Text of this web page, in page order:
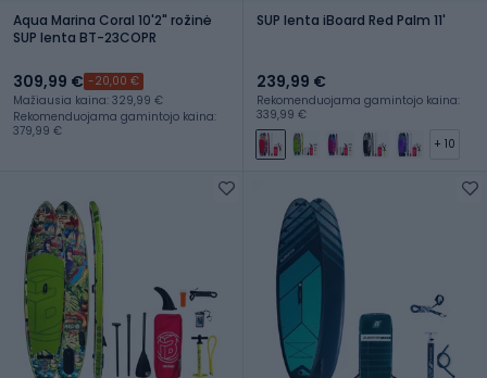
Aqua Marina Coral 10'2" rožinė
SUP lenta BT-23COPR
309,99 € -20,00 €
Mažiausia kaina: 329,99 €
Rekomenduojama gamintojo kaina:
379,99 €
SUP lenta iBoard Red Palm 11'
239,99 €
Rekomenduojama gamintojo kaina:
339,99 €
+ 10